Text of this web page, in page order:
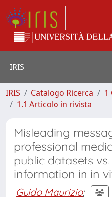
IRIS
IRIS Catalogo Ricerca
1
1.1 Articolo in rivista
Misleading
professional
public datasets
information in in
Guido Maurizio;